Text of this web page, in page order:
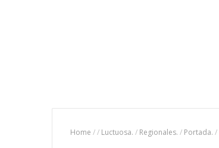
Home // Luctuosa. / Regionales. / Portada. /